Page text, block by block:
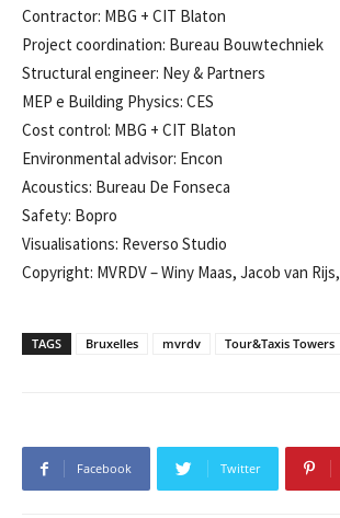
Contractor: MBG + CIT Blaton
Project coordination: Bureau Bouwtechniek
Structural engineer: Ney & Partners
MEP e Building Physics: CES
Cost control: MBG + CIT Blaton
Environmental advisor: Encon
Acoustics: Bureau De Fonseca
Safety: Bopro
Visualisations: Reverso Studio
Copyright: MVRDV – Winy Maas, Jacob van
TAGS Bruxelles mvrdv Tour&Taxis Towers
Facebook Twitter